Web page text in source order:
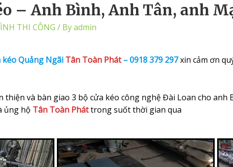
– Anh Bình, Anh Tân, anh
THI CÔNG / Byadmin
Quảng Ngãi Tân Toàn Phát –0918 379 297xin cảm ơn
và bàn giao 3 bộ cửa kéo công nghệ Đài Loan cho anh
ủng hộ Tân Toàn Pháttrong suốt thời gian qua